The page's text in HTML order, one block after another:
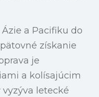
a Pacifiku do
získanie
je
a kolísajúcim
letecké